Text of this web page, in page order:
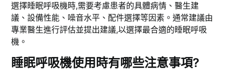
選擇睡眠呼吸機時,需要考慮患者的具體病情、醫生建
議、設備性能、噪音水平、配件選擇等因素。通常建議由
專業醫生進行評估並提出建議,以選擇最合適的睡眠呼吸
機。
睡眠呼吸機使用時有哪些注意事項?